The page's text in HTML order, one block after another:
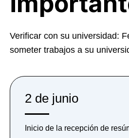
Verificar con su universidad:
someter trabajos a su
2 de junio
Inicio de la recepción de